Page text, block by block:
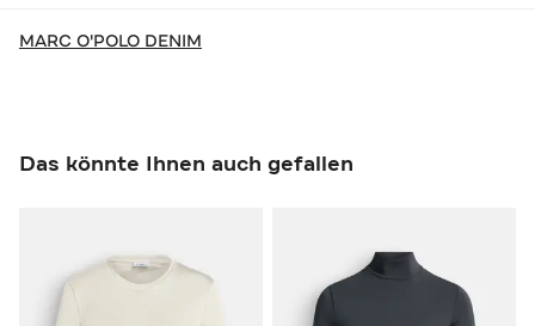
MARC O'POLO DENIM
Das könnte Ihnen auch gefallen